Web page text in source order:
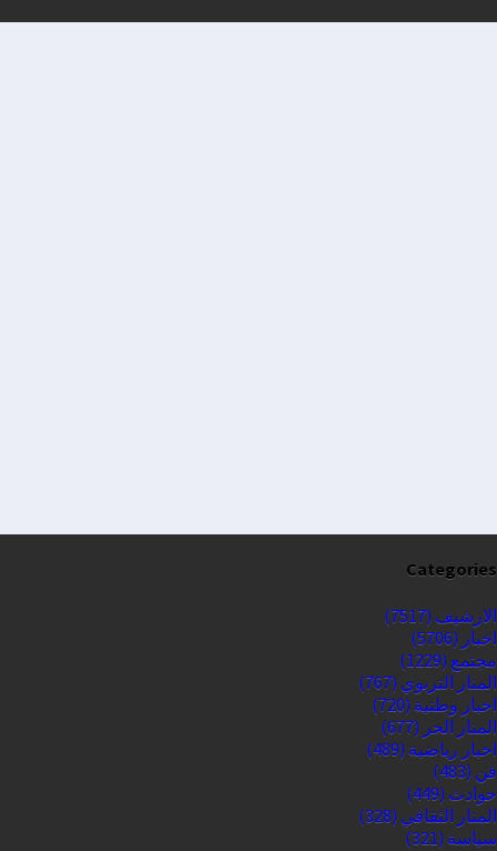
Categories
الارشيف (7517)
اخبار (5706)
مجتمع (1229)
المنار التربوي (767)
اخبار وطنية (720)
المنار الحر (677)
اخبار رياضية (489)
فن (483)
حوادث (449)
المنار الثقافي (328)
سياسة (321)